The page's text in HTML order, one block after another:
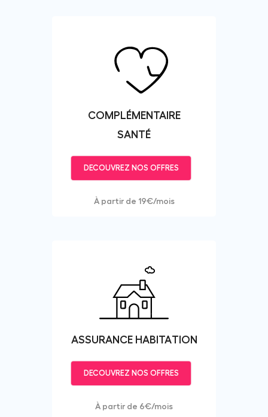
COMPLÉMENTAIRE
SANTÉ
DECOUVREZ NOS OFFRES
À partir de 19€/mois
ASSURANCE HABITATION
DECOUVREZ NOS OFFRES
À partir de 6€/mois